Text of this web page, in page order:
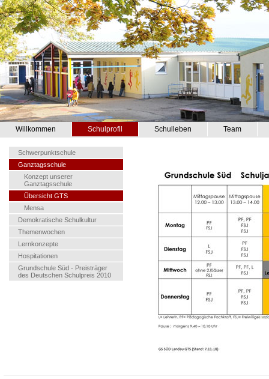
Willkommen Schulprofil Schulleben Team
Schwerpunktschule
Ganztagsschule
Konzept unserer
Ganztagsschule
Übersicht GTS
Mensa
Demokratische Schulkultur
Themenwochen
Lernkonzepte
Hospitationen
Grundschule Süd - Preisträger
des Deutschen Schulpreis 2010